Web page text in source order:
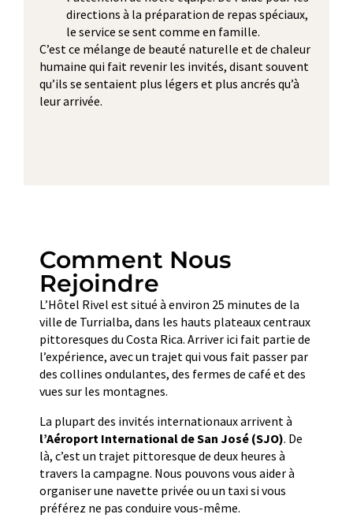
directions à la préparation de repas spéciaux,
le service se sent comme en famille.
C’est ce mélange de beauté naturelle et de chaleur
humaine qui fait revenir les invités, disant souvent
qu’ils se sentaient plus légers et plus ancrés qu’à
leur arrivée.
Comment Nous
Rejoindre
L’Hôtel Rivel est situé à environ 25 minutes de la
ville de Turrialba, dans les hauts plateaux centraux
pittoresques du Costa Rica. Arriver ici fait partie de
l’expérience, avec un trajet qui vous fait passer par
des collines ondulantes, des fermes de café et des
vues sur les montagnes.
La plupart des invités internationaux arrivent à
l’Aéroport International de San José (SJO). De
là, c’est un trajet pittoresque de deux heures à
travers la campagne. Nous pouvons vous aider à
organiser une navette privée ou un taxi si vous
préférez ne pas conduire vous-même.